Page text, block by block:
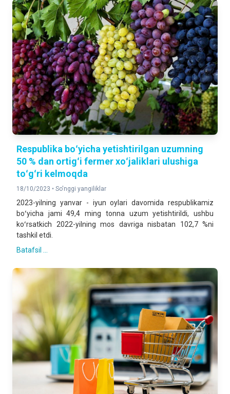
Respublika boʻyicha yetishtirilgan uzumning
50 % dan ortigʻi fermer xoʻjaliklari ulushiga
toʻgʻri kelmoqda
18/10/2023 • So'nggi yangiliklar
2023-yilning yanvar - iyun oylari davomida respublikamiz
boʻyicha jami 49,4 ming tonna uzum yetishtirildi, ushbu
koʻrsatkich 2022-yilning mos davriga nisbatan 102,7 %ni
tashkil etdi.
Batafsil ...